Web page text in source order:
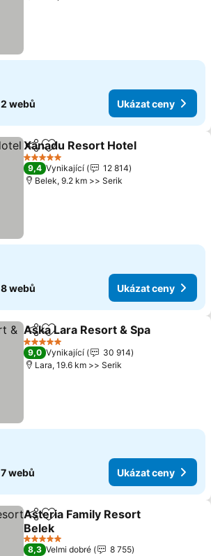
2 webů Ukázat ceny
SdíletPřidat na seznam oblíbených
Xanadu Resort Hotel
5 Počet hvězdiček
9,4 Vynikající
12 814
Belek, 9.2 km >> Serik
8 webů Ukázat ceny
SdíletPřidat na seznam oblíbených
Aska Lara Resort & Spa
5 Počet hvězdiček
9,0 Vynikající
30 914
Lara, 19.6 km >> Serik
7 webů Ukázat ceny
SdíletPřidat na seznam oblíbených
Asteria Family Resort
Belek
Ukázat ceny
5 Počet hvězdiček
8,3 Velmi dobré
8 755